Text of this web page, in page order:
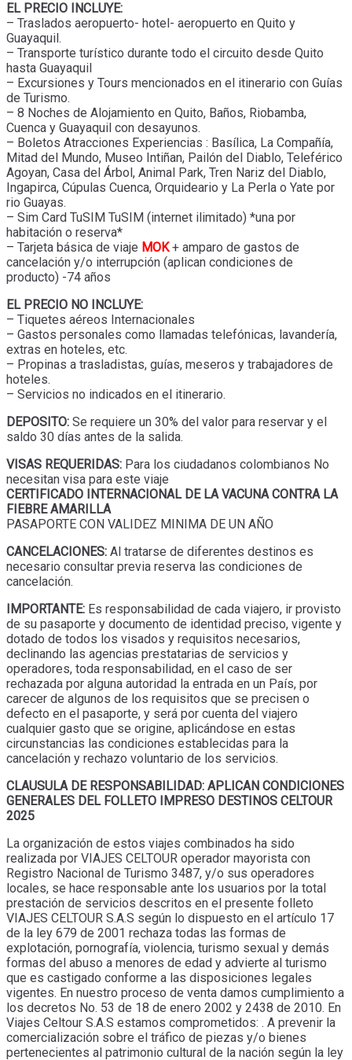
EL PRECIO INCLUYE:
– Traslados aeropuerto- hotel- aeropuerto en Quito y
Guayaquil.
– Transporte turístico durante todo el circuito desde Quito
hasta Guayaquil
– Excursiones y Tours mencionados en el itinerario con Guías
de Turismo.
– 8 Noches de Alojamiento en Quito, Baños, Riobamba,
Cuenca y Guayaquil con desayunos.
– Boletos Atracciones Experiencias : Basílica, La Compañía,
Mitad del Mundo, Museo Intiñan, Pailón del Diablo, Teleférico
Agoyan, Casa del Árbol, Animal Park, Tren Nariz del Diablo,
Ingapirca, Cúpulas Cuenca, Orquideario y La Perla o Yate por
rio Guayas.
– Sim Card TuSIM TuSIM (internet ilimitado) *una por
habitación o reserva*
– Tarjeta básica de viaje MOK+ amparo de gastos de
cancelación y/o interrupción (aplican condiciones de
producto) -74 años
EL PRECIO NO INCLUYE:
– Tiquetes aéreos Internacionales
– Gastos personales como llamadas telefónicas, lavandería,
extras en hoteles, etc.
– Propinas a trasladistas, guías, meseros y trabajadores de
hoteles.
– Servicios no indicados en el itinerario.
DEPOSITO: Se requiere un 30% del valor para reservar y el
saldo 30 días antes de la salida.
VISAS REQUERIDAS: Para los ciudadanos colombianos No
necesitan visa para este viaje
CERTIFICADO INTERNACIONAL DE LA VACUNA CONTRA LA
FIEBRE AMARILLA
PASAPORTE CON VALIDEZ MINIMA DE UN AÑO
CANCELACIONES: Al tratarse de diferentes destinos es
necesario consultar previa reserva las condiciones de
cancelación.
IMPORTANTE: Es responsabilidad de cada viajero, ir provisto
de su pasaporte y documento de identidad preciso, vigente y
dotado de todos los visados y requisitos necesarios,
declinando las agencias prestatarias de servicios y
operadores, toda responsabilidad, en el caso de ser
rechazada por alguna autoridad la entrada en un País, por
carecer de algunos de los requisitos que se precisen o
defecto en el pasaporte, y será por cuenta del viajero
cualquier gasto que se origine, aplicándose en estas
circunstancias las condiciones establecidas para la
cancelación y rechazo voluntario de los servicios.
CLAUSULA DE RESPONSABILIDAD: APLICAN CONDICIONES
GENERALES DEL FOLLETO IMPRESO DESTINOS CELTOUR
2025
La organización de estos viajes combinados ha sido
realizada por VIAJES CELTOUR operador mayorista con
Registro Nacional de Turismo 3487, y/o sus operadores
locales, se hace responsable ante los usuarios por la total
prestación de servicios descritos en el presente folleto
VIAJES CELTOUR S.A.S según lo dispuesto en el artículo 17
de la ley 679 de 2001 rechaza todas las formas de
explotación, pornografía, violencia, turismo sexual y demás
formas del abuso a menores de edad y advierte al turismo
que es castigado conforme a las disposiciones legales
vigentes. En nuestro proceso de venta damos cumplimiento a
los decretos No. 53 de 18 de enero 2002 y 2438 de 2010. En
Viajes Celtour S.A.S estamos comprometidos: . A prevenir la
comercialización sobre el tráfico de piezas y/o bienes
pertenecientes al patrimonio cultural de la nación según la ley